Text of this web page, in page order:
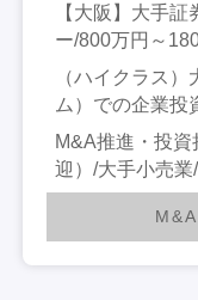
【大阪】大手
ー/800万円～
（ハイクラス
ム）での企業投
M&A推進・投
迎）/大手小売